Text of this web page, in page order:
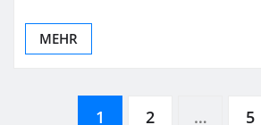
MEHR
1 2 … 5